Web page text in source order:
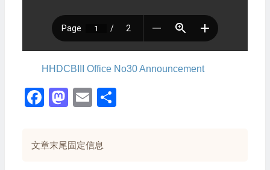
HHDCBIII Office No30 Announcement
Facebook
Mastodon
Email
文章末尾固定信息